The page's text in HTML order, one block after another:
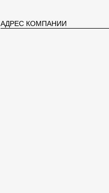
АДРЕС КОМПАНИИ